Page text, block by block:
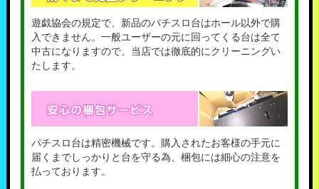
遊戯協会の規定で、新品のパチスロ台はホール以外で購
入できません。一般ユーザーの元に回ってくる台は全て
中古になりますので、当店では徹底的にクリーニングい
たします。
パチスロ台は精密機械です。購入されたお客様の手元に
届くまでしっかりと台を守る為、梱包には細心の注意を
払っております。